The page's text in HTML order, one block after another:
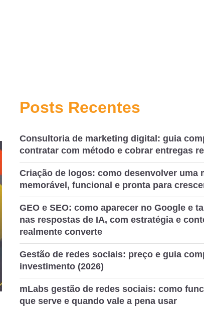
Posts Recentes
Consultoria de marketing digital: guia
contratar com método e cobrar entregas
Criação de logos: como desenvolver uma
memorável, funcional e pronta para
GEO e SEO: como aparecer no Google e
nas respostas de IA, com estratégia e
realmente converte
Gestão de redes sociais: preço e guia
investimento (2026)
mLabs gestão de redes sociais: como
que serve e quando vale a pena usar